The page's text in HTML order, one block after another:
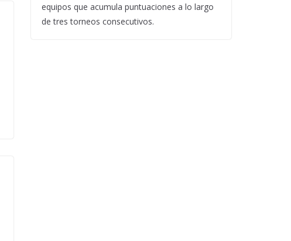
equipos que acumula puntuaciones a lo largo
de tres torneos consecutivos.